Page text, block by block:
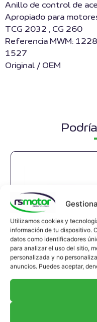
Utilizamos cookies y
información de tu dispositivo.
datos como identificadores
para analizar el uso del sitio,
personalizada y no
anuncios. Puedes aceptar,
Anillo de control de
Apropiado para
TCG 2032 , CG 260
Referencia MWM:
1527
Original / OEM